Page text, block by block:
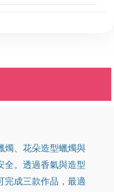
燭、花朵造型蠟燭與
全。透過香氣與造型
完成三款作品，最適